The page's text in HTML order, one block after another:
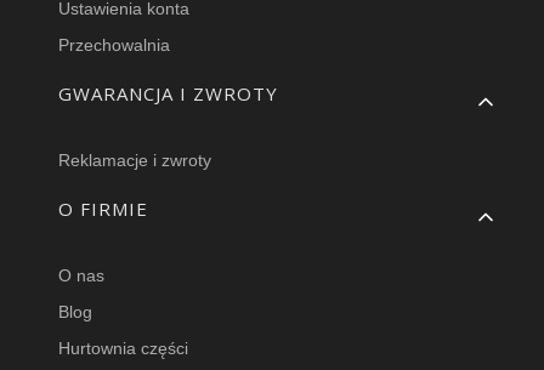
Ustawienia konta
Przechowalnia
GWARANCJA I ZWROTY
Reklamacje i zwroty
O FIRMIE
O nas
Blog
Hurtownia części